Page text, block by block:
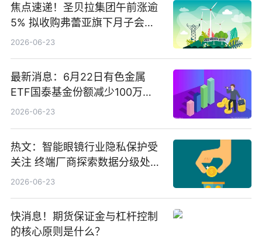
焦点速递！圣贝拉集团午前涨逾
5% 拟收购弗蕾亚旗下月子会所
业务少数股权
2026-06-23
最新消息：6月22日有色金属
ETF国泰基金份额减少100万
份，重仓股紫金矿业、洛阳钼
2026-06-23
热文：智能眼镜行业隐私保护受
关注 终端厂商探索数据分级处理
等方案
2026-06-23
快消息！期货保证金与杠杆控制
的核心原则是什么？